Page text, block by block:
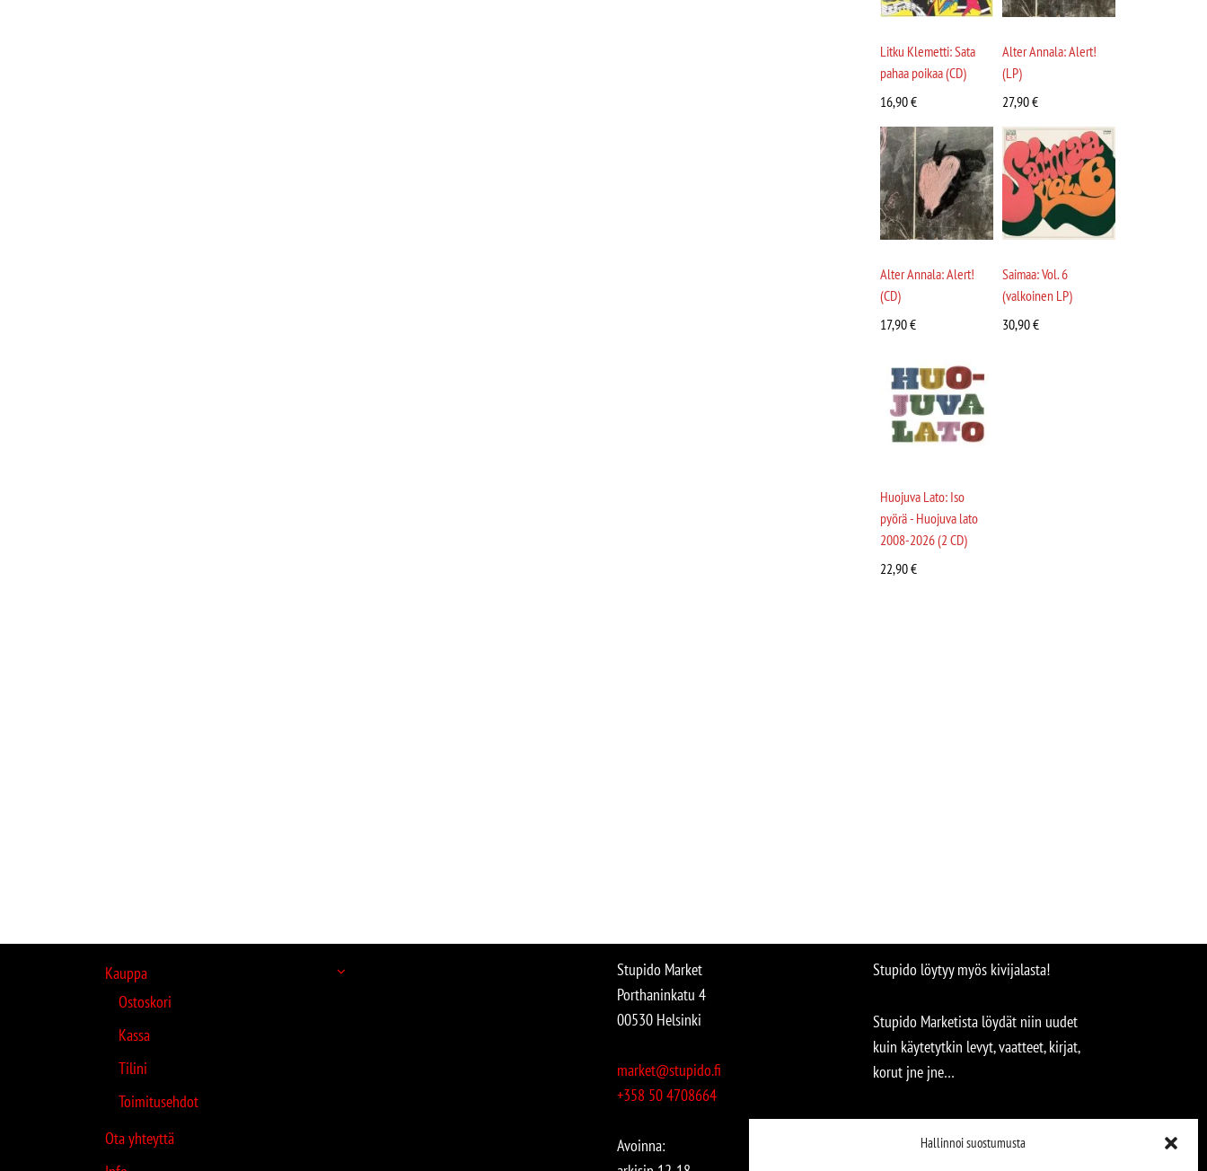
Hallinnoi suostumusta
Litku Klemetti: Sata
pahaa poikaa (CD)
16,90€
Alter Annala: Alert!
(LP)
27,90€
Alter Annala: Alert!
(CD)
17,90€
Saimaa: Vol. 6
(valkoinen LP)
30,90€
Huojuva Lato: Iso
pyörä - Huojuva lato
2008-2026 (2 CD)
22,90€
Kauppa
Ostoskori
Kassa
Tilini
Toimitusehdot
Ota yhteyttä
Stupido Market
Porthaninkatu 4
00530 Helsinki
market@stupido.fi
+358 50 4708664
Avoinna:
Stupido löytyy myös kivijalasta!
Stupido Marketista löydät niin uudet
kuin käytetytkin levyt, vaatteet, kirjat,
korut jne jne…